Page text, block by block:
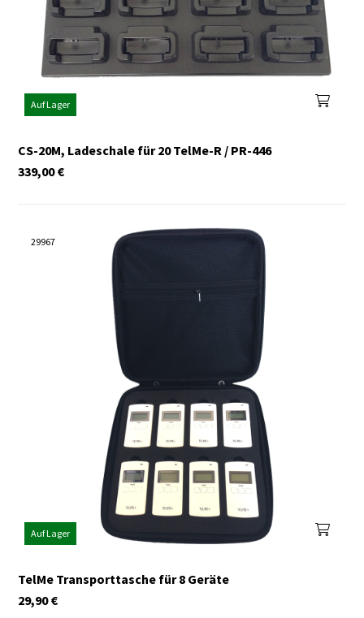
Auf Lager
CS-20M, Ladeschale für 20 TelMe-R / PR-446
€
339,00
29967
Auf Lager
TelMe Transporttasche für 8 Geräte
€
29,90